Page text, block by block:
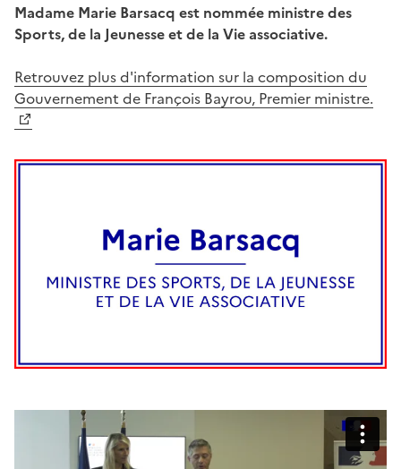
Madame Marie Barsacq est nommée ministre des
Sports, de la Jeunesse et de la Vie associative.
Retrouvez plus d'information sur la composition du
Gouvernement de François Bayrou, Premier ministre.